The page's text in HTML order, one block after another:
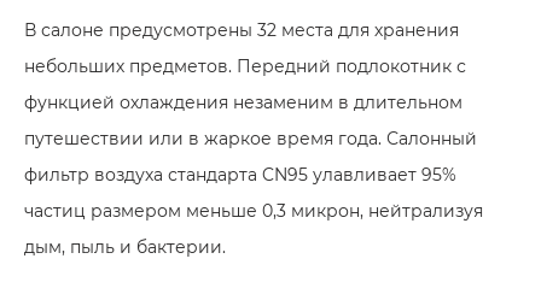
В салоне предусмотрены 32 места для хранения
небольших предметов. Передний подлокотник с
функцией охлаждения незаменим в длительном
путешествии или в жаркое время года. Салонный
фильтр воздуха стандарта CN95 улавливает 95%
частиц размером меньше 0,3 микрон, нейтрализуя
дым, пыль и бактерии.